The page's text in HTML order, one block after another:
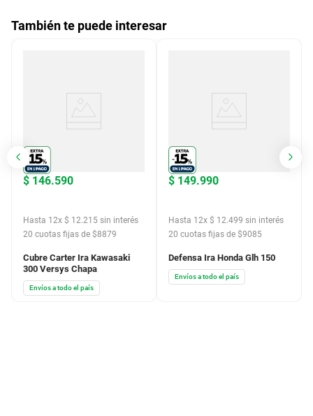
También te puede interesar
$ 146.590
Hasta 12x $ 12.215 sin interés
20 cuotas fijas de $8879
Cubre Carter Ira Kawasaki
300 Versys Chapa
Envíos a todo el país
$ 149.990
Hasta 12x $ 12.499 sin interés
20 cuotas fijas de $9085
Defensa Ira Honda Glh 150
Envíos a todo el país